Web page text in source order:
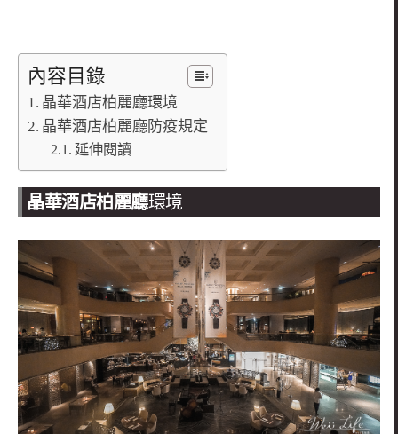
內容目錄
晶華酒店柏麗廳環境
晶華酒店柏麗廳防疫規定
延伸閱讀
晶華酒店柏麗廳環境